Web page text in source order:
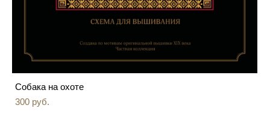
Собака на охоте
300 pуб.